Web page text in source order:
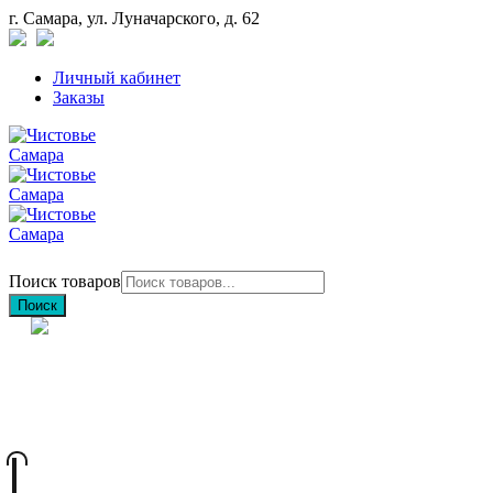
г. Самара, ул. Луначарского, д. 62
Личный кабинет
Заказы
Поиск товаров
Поиск